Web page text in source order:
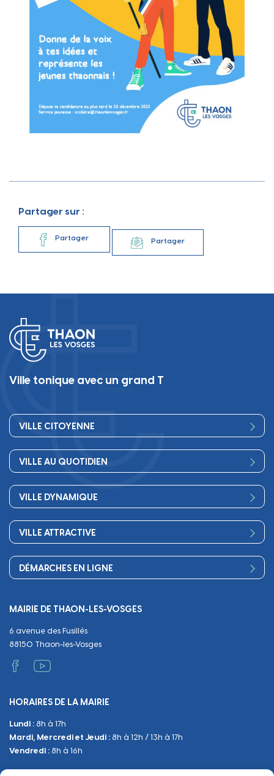
Partager sur :
Partager Partager
Ville tonique avec un grand T
VILLE CITOYENNE
Conseil Municipal
Les services de la Mairie
Finances
Démocratie participative
Publications
VILLE AU QUOTIDIEN
Petite enfance
Scolarité
Périscolaire
Séniors, social, santé
Circuler
Emploi
VILLE DYNAMIQUE
Culture
Associations
Equipements
VILLE ATTRACTIVE
Commerces et artisanat
Urbanisme
Tranquillité et sécurité
DÉMARCHES EN LIGNE
Décès
Papiers et citoyenneté
Administratif et technique
Manifestations
Urbanisme
Sanitaire et Sécurité
MAIRIE DE THAON-LES-VOSGES
6 avenue des Fusillés
88150 Thaon-les-Vosges
HORAIRES DE LA MAIRIE
Lundi : 8h à 17h
Mardi, Mercredi et Jeudi : 8h à 12h / 13h à 17h
Vendredi : 8h à 16h